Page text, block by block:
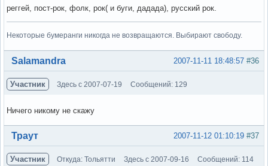
реггей, пост-рок, фолк, рок( и буги, дадада), русский рок.
Некоторые бумеранги никогда не возвращаются. Выбирают свободу.
Вне форума #36
2007-11-11 18:48:57
Salamandra
Участник Здесь с 2007-07-19 Сообщений: 129
Ничего никому не скажу
Вне форума #37
2007-11-12 01:10:19
Траут
Участник Откуда: Тольятти Здесь с 2007-09-16 Сообщений: 114